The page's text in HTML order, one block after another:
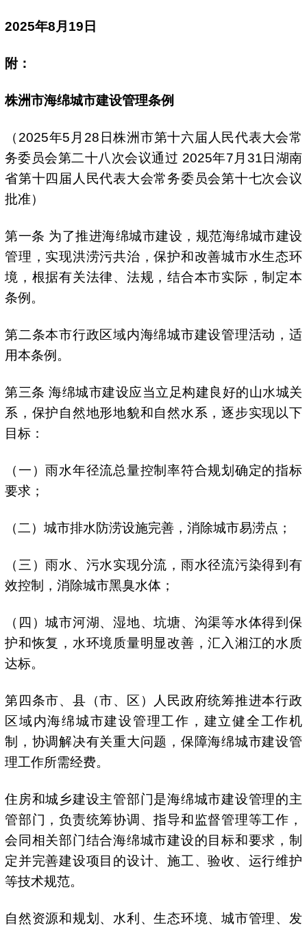
2025年8月19日
附：
株洲市海绵城市建设管理条例
（2025年5月28日株洲市第十六届人民代表大会常
务委员会第二十八次会议通过 2025年7月31日湖南
省第十四届人民代表大会常务委员会第十七次会议
批准）
第一条 为了推进海绵城市建设，规范海绵城市建设
管理，实现洪涝污共治，保护和改善城市水生态环
境，根据有关法律、法规，结合本市实际，制定本
条例。
第二条本市行政区域内海绵城市建设管理活动，适
用本条例。
第三条 海绵城市建设应当立足构建良好的山水城关
系，保护自然地形地貌和自然水系，逐步实现以下
目标：
（一）雨水年径流总量控制率符合规划确定的指标
要求；
（二）城市排水防涝设施完善，消除城市易涝点；
（三）雨水、污水实现分流，雨水径流污染得到有
效控制，消除城市黑臭水体；
（四）城市河湖、湿地、坑塘、沟渠等水体得到保
护和恢复，水环境质量明显改善，汇入湘江的水质
达标。
第四条市、县（市、区）人民政府统筹推进本行政
区域内海绵城市建设管理工作，建立健全工作机
制，协调解决有关重大问题，保障海绵城市建设管
理工作所需经费。
住房和城乡建设主管部门是海绵城市建设管理的主
管部门，负责统筹协调、指导和监督管理等工作，
会同相关部门结合海绵城市建设的目标和要求，制
定并完善建设项目的设计、施工、验收、运行维护
等技术规范。
自然资源和规划、水利、生态环境、城市管理、发